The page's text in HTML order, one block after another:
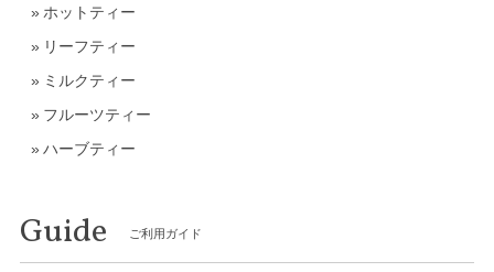
ホットティー
リーフティー
ミルクティー
フルーツティー
ハーブティー
Guide ご利用ガイド